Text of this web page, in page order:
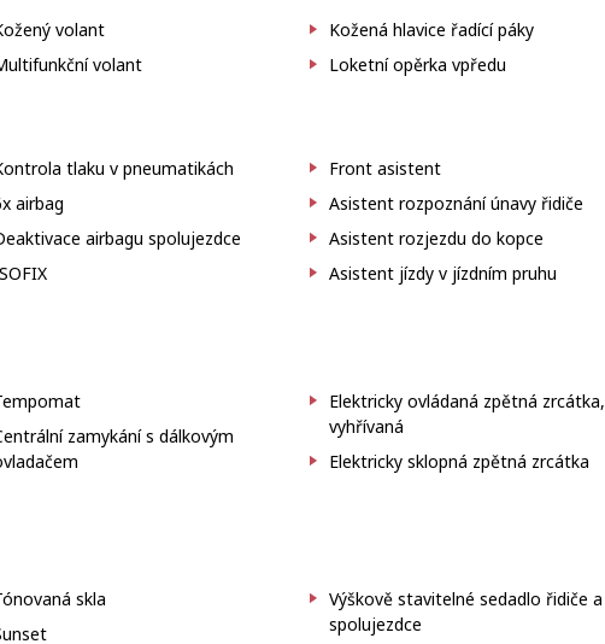
volant
volant
Kožená hlavice řadící páky
Loketní opěrka vpředu
tlaku v pneumatikách
airbag
airbagu spolujezdce
Front asistent
Asistent rozpoznání únavy řidiče
Asistent rozjezdu do kopce
Asistent jízdy v jízdním pruhu
zamykání s dálkovým
Elektricky ovládaná zpětná zrcátka,
vyhřívaná
Elektricky sklopná zpětná zrcátka
skla
Výškově stavitelné sedadlo řidiče a
spolujezdce